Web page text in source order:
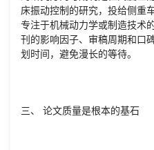
床振动控制的研究，投给侧重
专注于机械动力学或制造技术
刊的影响因子、审稿周期和口
划时间，避免漫长的等待。
三、 论文质量是根本的基石